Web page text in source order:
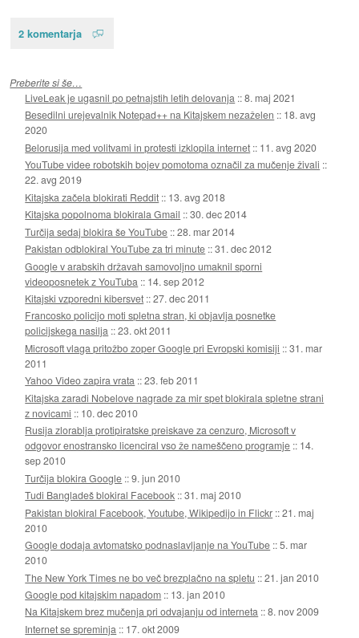
2 komentarja
Preberite si še…
LiveLeak je ugasnil po petnajstih letih delovanja ::8. maj 2021
Besedilni urejevalnik Notepad++ na Kitajskem nezaželen :: 18. avg
2020
Belorusija med volitvami in protesti izklopila internet :: 11. avg 2020
YouTube videe robotskih bojev pomotoma označil za mučenje živali ::
22. avg 2019
Kitajska začela blokirati Reddit :: 13. avg 2018
Kitajska popolnoma blokirala Gmail ::30. dec 2014
Turčija sedaj blokira še YouTube ::28. mar 2014
Pakistan odblokiral YouTube za tri minute ::31. dec 2012
Google v arabskih državah samovoljno umaknil sporni
videoposnetek z YouTuba :: 14. sep 2012
Kitajski vzporedni kibersvet ::27. dec 2011
Francosko policijo moti spletna stran, ki objavlja posnetke
policijskega nasilja ::23. okt 2011
Microsoft vlaga pritožbo zoper Google pri Evropski komisiji ::31. mar
2011
Yahoo Video zapira vrata ::23. feb 2011
Kitajska zaradi Nobelove nagrade za mir spet blokirala spletne strani
z novicami :: 10. dec 2010
Rusija zlorablja protipiratske preiskave za cenzuro, Microsoft v
odgovor enostransko licenciral vso že nameščeno programje :: 14.
sep 2010
Turčija blokira Google ::9. jun 2010
Tudi Bangladeš blokiral Facebook ::31. maj 2010
Pakistan blokiral Facebook, Youtube, Wikipedijo in Flickr ::21. maj
2010
Google dodaja avtomatsko podnaslavljanje na YouTube ::5. mar
2010
The New York Times ne bo več brezplačno na spletu ::21. jan 2010
Google pod kitajskim napadom :: 13. jan 2010
Na Kitajskem brez mučenja pri odvajanju od interneta ::8. nov 2009
Internet se spreminja :: 17. okt 2009